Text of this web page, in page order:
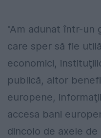
"Am adunat într-un
care sper să fie
economici,
publică, altor
europene,
accesa bani
dincolo de axele